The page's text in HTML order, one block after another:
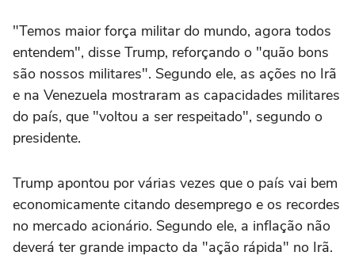
"Temos maior força militar do mundo, agora todos
entendem", disse Trump, reforçando o "quão bons
são nossos militares". Segundo ele, as ações no Irã
e na Venezuela mostraram as capacidades militares
do país, que "voltou a ser respeitado", segundo o
presidente.
Trump apontou por várias vezes que o país vai bem
economicamente citando desemprego e os recordes
no mercado acionário. Segundo ele, a inflação não
deverá ter grande impacto da "ação rápida" no Irã.